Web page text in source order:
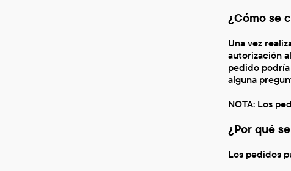
¿Cómo se
Una vez
autorización
pedido
alguna
NOTA: Los
¿Por qué
Los pedidos